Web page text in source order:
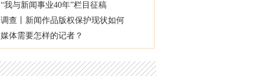
“我与新闻事业40年”栏目征稿
调查丨新闻作品版权保护现状如何
媒体需要怎样的记者？